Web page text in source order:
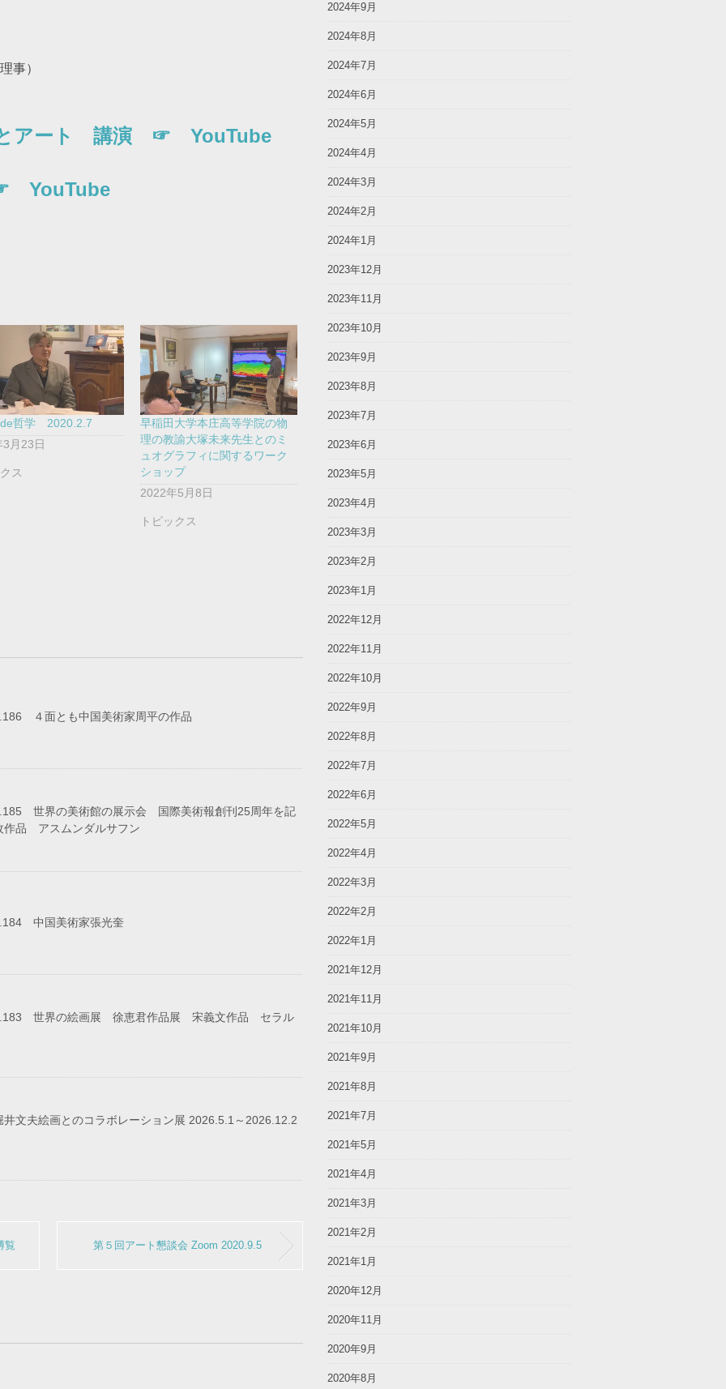
事）
とアート 講演 ☞ YouTube
YouTube
de哲学 2020.2.7
月23日
ス
早稲田大学本庄高等学院の物
理の教諭大塚未来先生とのミ
ュオグラフィに関するワーク
ショップ
2022年5月8日
トピックス
４面とも中国美術家周平の作品
世界の美術館の展示会 国際美術報創刊25周年を記
品 アスムンダルサフン
中国美術家張光奎
世界の絵画展 徐恵君作品展 宋義文作品 セラル
井文夫絵画とのコラボレーション展 2026.5.1～2026.12.2
覧 第５回アート懇談会 Zoom 2020.9.5
2024年9月
2024年8月
2024年7月
2024年6月
2024年5月
2024年4月
2024年3月
2024年2月
2024年1月
2023年12月
2023年11月
2023年10月
2023年9月
2023年8月
2023年7月
2023年6月
2023年5月
2023年4月
2023年3月
2023年2月
2023年1月
2022年12月
2022年11月
2022年10月
2022年9月
2022年8月
2022年7月
2022年6月
2022年5月
2022年4月
2022年3月
2022年2月
2022年1月
2021年12月
2021年11月
2021年10月
2021年9月
2021年8月
2021年7月
2021年5月
2021年4月
2021年3月
2021年2月
2021年1月
2020年12月
2020年11月
2020年9月
2020年8月